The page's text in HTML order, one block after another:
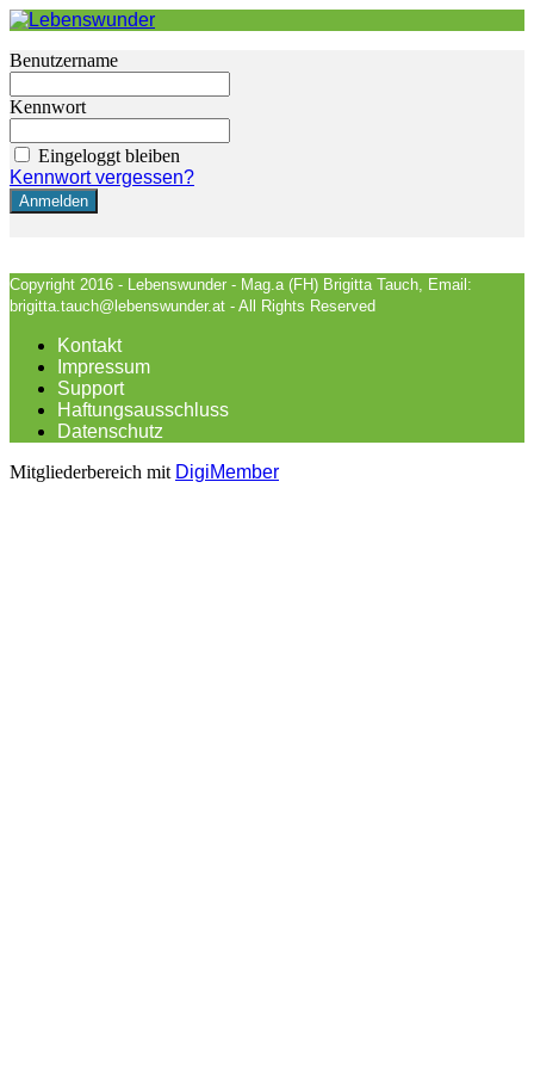
Benutzername
Kennwort
Eingeloggt bleiben
Kennwort vergessen?
Copyright 2016 - Lebenswunder - Mag.a (FH) Brigitta Tauch, Email:
brigitta.tauch@lebenswunder.at - All Rights Reserved
Kontakt
Impressum
Support
Haftungsausschluss
Datenschutz
Mitgliederbereich mit DigiMember